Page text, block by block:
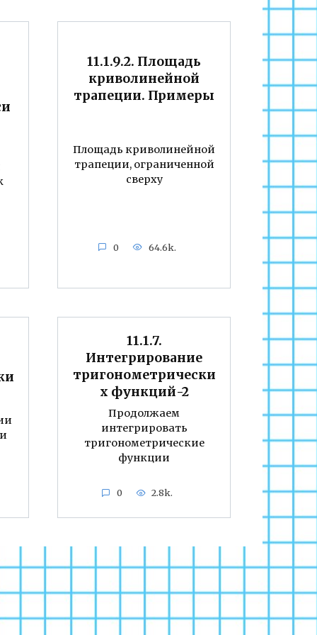
11.1.9.2. Площадь
криволинейной
трапеции. Примеры
Площадь криволинейной
трапеции, ограниченной
сверху
0 64.6k.
11.1.7.
Интегрирование
тригонометрически
х функций-2
Продолжаем
интегрировать
тригонометрические
функции
0 2.8k.